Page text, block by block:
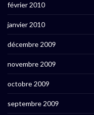
février 2010
janvier 2010
décembre 2009
novembre 2009
octobre 2009
septembre 2009